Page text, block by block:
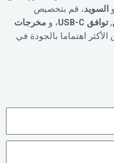
السويد، قم بتخصيص
,توافق USB-C ، و مخرجات
اهتماما بالجودة في